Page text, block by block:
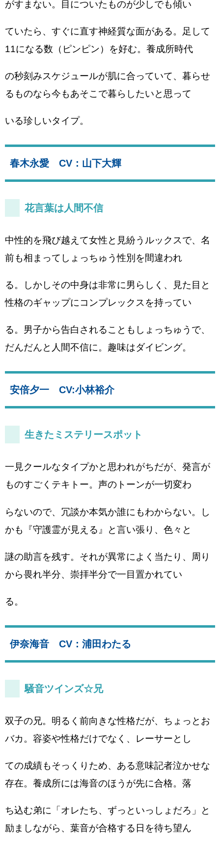
がすまない。目についたものが少しでも傾い
ていたら、すぐに直す神経質な面がある。足して
11になる数（ピンピン）を好む。養成所時代
の秒刻みスケジュールが肌に合っていて、暮らせ
るものなら今もあそこで暮らしたいと思って
いる珍しいタイプ。
春木永愛 CV：山下大輝
花言葉は人間不信
中性的を飛び越えて女性と見紛うルックスで、名
前も相まってしょっちゅう性別を間違われ
る。しかしその中身は非常に男らしく、見た目と
性格のギャップにコンプレックスを持ってい
る。男子から告白されることもしょっちゅうで、
だんだんと人間不信に。趣味はダイビング。
安倍夕一 CV:小林裕介
生きたミステリースポット
一見クールなタイプかと思われがちだが、発言が
ものすごくテキトー。声のトーンが一切変わ
らないので、冗談か本気か誰にもわからない。し
かも『守護霊が見える』と言い張り、色々と
謎の助言を残す。それが異常によく当たり、周り
から畏れ半分、崇拝半分で一目置かれてい
る。
伊奈海音 CV：浦田わたる
騒音ツインズ☆兄
双子の兄。明るく前向きな性格だが、ちょっとお
バカ。容姿や性格だけでなく、レーサーとし
ての成績もそっくりため、ある意味記者泣かせな
存在。養成所には海音のほうが先に合格。落
ち込む弟に「オレたち、ずっといっしょだろ」と
励ましながら、葉音が合格する日を待ち望ん